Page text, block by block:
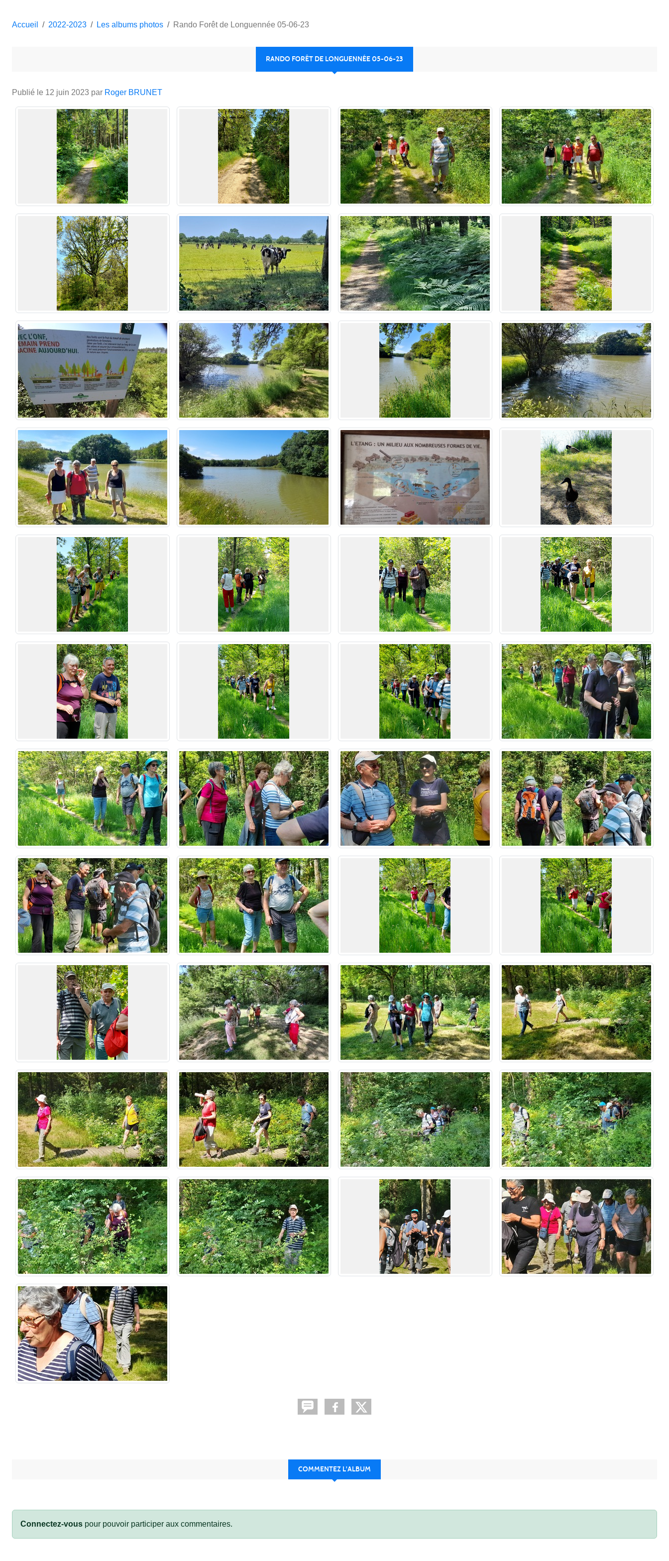
Accueil 2022-2023 Les albums photos Rando Forêt de Longuennée 05-06-23
RANDO FORÊT DE LONGUENNÉE 05-06-23
Publié le 12 juin 2023 par Roger BRUNET
COMMENTEZ L'ALBUM
Connectez-vous pour pouvoir participer aux commentaires.